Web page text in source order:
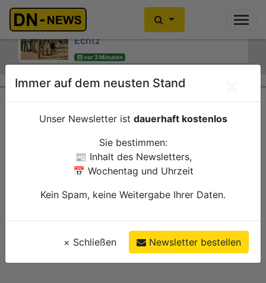
Kinder- und Jugendsprecherinnen
des Jugendheims engagieren sich für
Echtz
vor 3 Minuten
Kein Alkoholkonsum in der
Schwangerschaft: Interaktive
Wanderausstellung ZERO! im
Kreishaus
Düren
Verwaltung
Previous
Immer auf dem neusten Stand
Unser Newsletter ist dauerhaft kostenlos
Sie bestimmen:
📰 Inhalt des Newsletters,
📅 Wochentag und Uhrzeit
Kein Spam, keine Weitergabe Ihrer Daten.
× Schließen Newsletter bestellen